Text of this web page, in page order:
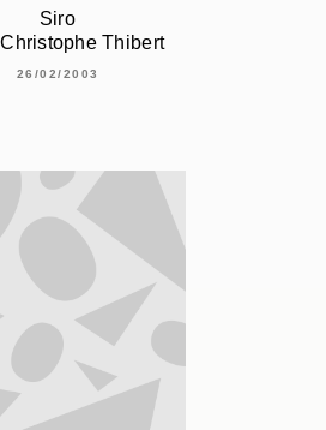
Siro
Thibert
26/02/2003